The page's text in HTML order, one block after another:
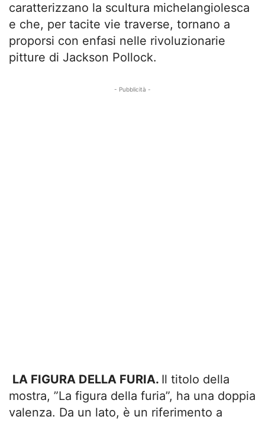
caratterizzano la scultura michelangiolesca
e che, per tacite vie traverse, tornano a
proporsi con enfasi nelle rivoluzionarie
pitture di Jackson Pollock.
- Pubblicità -
LA FIGURA DELLA FURIA. Il titolo della
mostra, ”La figura della furia”, ha una doppia
valenza. Da un lato, è un riferimento a